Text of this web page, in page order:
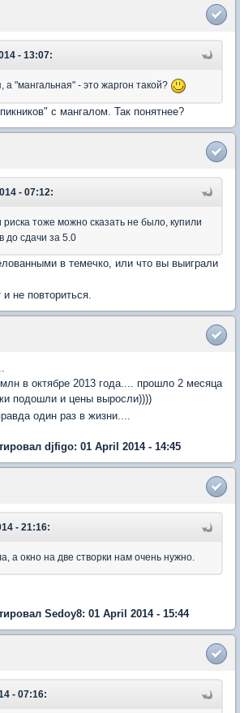
- 13:07:
а "мангальная" - это жаргон такой?
с мангалом. Так понятнее?
- 07:12:
тоже можно сказать не было, купили
до сдачи за 5.0
в темечко, или что вы выиграли
не повториться.
в октябре 2013 года.... прошло 2 месяца
подошли и цены выросли))))
один раз в жизни....
djfigo: 01 April 2014 - 14:45
- 21:16:
а окно на две створки нам очень нужно.
Sedoy8: 01 April 2014 - 15:44
- 07:16: